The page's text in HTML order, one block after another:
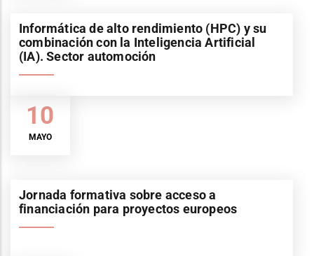
10
MAYO
Informática de alto rendimiento (HPC) y su
combinación con la Inteligencia Artificial
(IA). Sector automoción
Jornada formativa sobre acceso a
financiación para proyectos europeos